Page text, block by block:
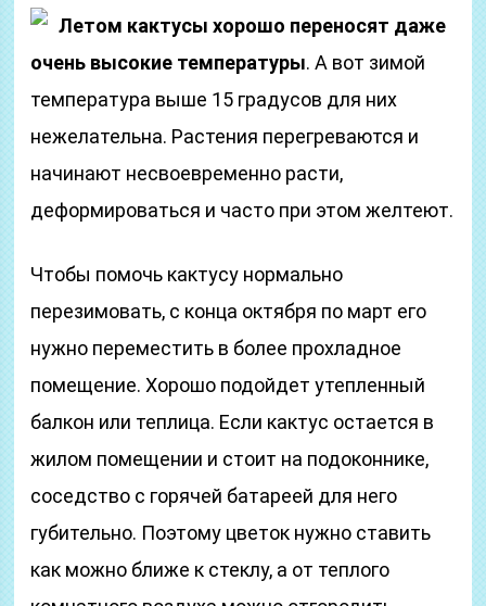
Летом кактусы хорошо переносят даже
очень высокие температуры. А вот зимой
температура выше 15 градусов для них
нежелательна. Растения перегреваются и
начинают несвоевременно расти,
деформироваться и часто при этом желтеют.
Чтобы помочь кактусу нормально
перезимовать, с конца октября по март его
нужно переместить в более прохладное
помещение. Хорошо подойдет утепленный
балкон или теплица. Если кактус остается в
жилом помещении и стоит на подоконнике,
соседство с горячей батареей для него
губительно. Поэтому цветок нужно ставить
как можно ближе к стеклу, а от теплого